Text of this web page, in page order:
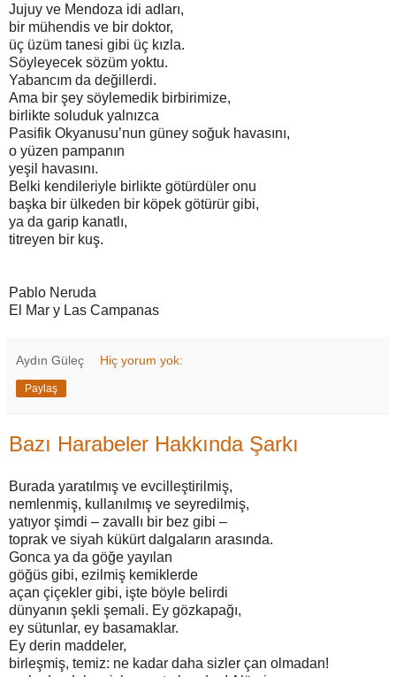
Jujuy ve Mendoza idi adları,
bir mühendis ve bir doktor,
üç üzüm tanesi gibi üç kızla.
Söyleyecek sözüm yoktu.
Yabancım da değillerdi.
Ama bir şey söylemedik birbirimize,
birlikte soluduk yalnızca
Pasifik Okyanusu’nun güney soğuk havasını,
o yüzen pampanın
yeşil havasını.
Belki kendileriyle birlikte götürdüler onu
başka bir ülkeden bir köpek götürür gibi,
ya da garip kanatlı,
titreyen bir kuş.
Pablo Neruda
El Mar y Las Campanas
Aydın Güleç Hiç yorum yok:
Paylaş
Bazı Harabeler Hakkında Şarkı
Burada yaratılmış ve evcilleştirilmiş,
nemlenmiş, kullanılmış ve seyredilmiş,
yatıyor şimdi – zavallı bir bez gibi –
toprak ve siyah kükürt dalgaların arasında.
Gonca ya da göğe yayılan
göğüs gibi, ezilmiş kemiklerde
açan çiçekler gibi, işte böyle belirdi
dünyanın şekli şemali. Ey gözkapağı,
ey sütunlar, ey basamaklar.
Ey derin maddeler,
birleşmiş, temiz: ne kadar daha sizler çan olmadan!